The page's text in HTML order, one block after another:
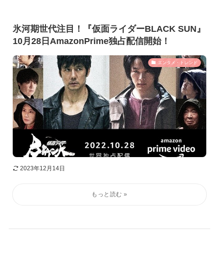
氷河期世代注目！『仮面ライダーBLACK SUN』
10月28日AmazonPrime独占配信開始！
エンタメ・トレンド
2023年12月14日